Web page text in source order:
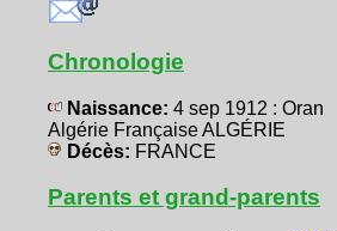
Chronologie
Naissance: 4 sep 1912 : Oran
Algérie Française ALGÉRIE
Décès: FRANCE
Parents et grand-parents